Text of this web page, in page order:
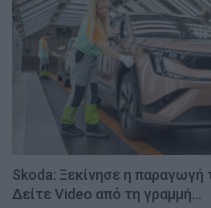
Skoda: Ξεκίνησε η παραγωγή
Δείτε Video από τη γραμμή…